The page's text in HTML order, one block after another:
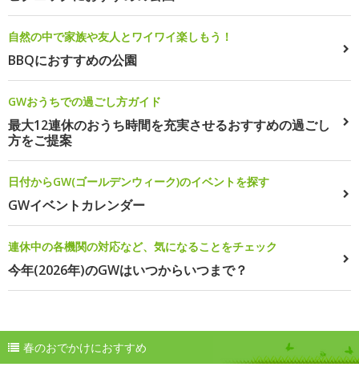
自然の中で家族や友人とワイワイ楽しもう！
BBQにおすすめの公園
GWおうちでの過ごし方ガイド
最大12連休のおうち時間を充実させるおすすめの過ごし
方をご提案
日付からGW(ゴールデンウィーク)のイベントを探す
GWイベントカレンダー
連休中の各機関の対応など、気になることをチェック
今年(2026年)のGWはいつからいつまで？
春のおでかけにおすすめ